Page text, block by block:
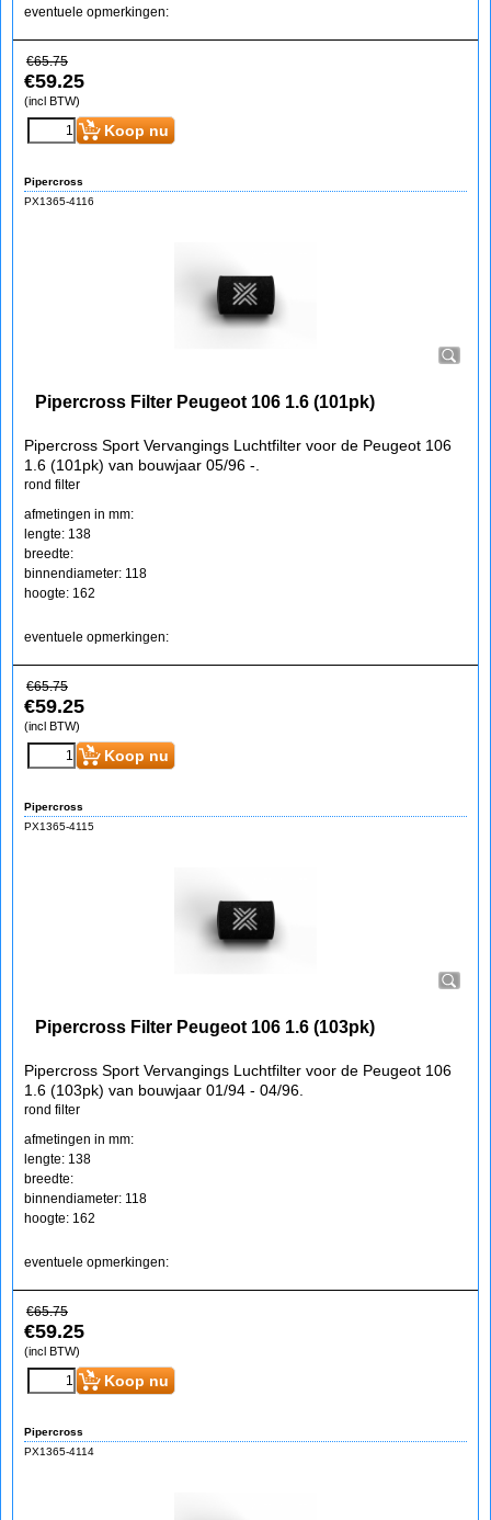
eventuele opmerkingen:
€65.75
€59.25
(incl BTW)
Koop nu
Pipercross
PX1365-4116
Pipercross Filter Peugeot 106 1.6 (101pk)
Pipercross Sport Vervangings Luchtfilter voor de Peugeot 106
1.6 (101pk) van bouwjaar 05/96 -.
rond filter
afmetingen in mm:
lengte: 138
breedte:
binnendiameter: 118
hoogte: 162
eventuele opmerkingen:
€65.75
€59.25
(incl BTW)
Koop nu
Pipercross
PX1365-4115
Pipercross Filter Peugeot 106 1.6 (103pk)
Pipercross Sport Vervangings Luchtfilter voor de Peugeot 106
1.6 (103pk) van bouwjaar 01/94 - 04/96.
rond filter
afmetingen in mm:
lengte: 138
breedte:
binnendiameter: 118
hoogte: 162
eventuele opmerkingen:
€65.75
€59.25
(incl BTW)
Koop nu
Pipercross
PX1365-4114